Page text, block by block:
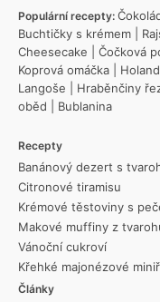
Populární recepty:
Buchtičky s krémem
Cheesecake
Čočková
Koprová omáčka
Langoše
Hraběnčiny
oběd
Bublanina
Recepty
Banánový dezert s
Citronové tiramisu
Krémové těstoviny s
Makové muffiny z
Vánoční cukroví
Křehké majonézové
Články